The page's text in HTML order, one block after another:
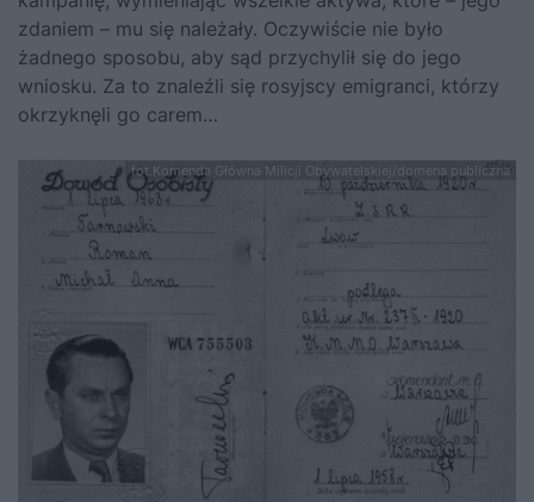
zdaniem – mu się należały. Oczywiście nie było
żadnego sposobu, aby sąd przychylił się do jego
wniosku. Za to znaleźli się rosyjscy emigranci, którzy
okrzyknęli go carem…
fot.Komenda Główna Milicji Obywatelskiej/domena publiczna